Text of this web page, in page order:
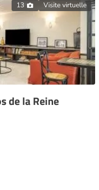
13 Visite virtuelle
de la Reine